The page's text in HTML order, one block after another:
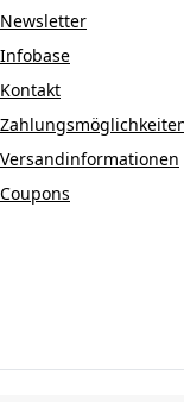
Newsletter
Infobase
Kontakt
Versandinformationen
Coupons